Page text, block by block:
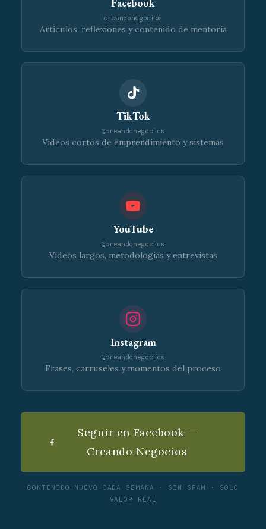
Facebook
creandonegocios
Artículos, reflexiones y contenido de mentoría
TikTok
@creandonegocios
Videos cortos de emprendimiento y sistemas
YouTube
@creandonegocios
Videos largos, metodologías y entrevistas
Instagram
@creandonegocios
Frases, carruseles y momentos del proceso
Seguir en Facebook —
Creando Negocios
CONTENIDO NUEVO CADA SEMANA · SIN SPAM · SOLO
VALOR REAL